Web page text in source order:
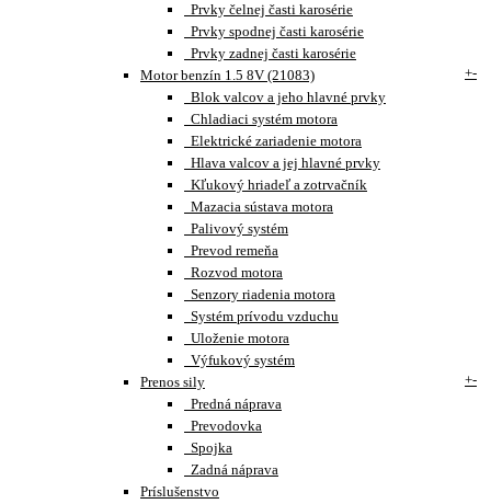
Prvky čelnej časti karosérie
Prvky spodnej časti karosérie
Prvky zadnej časti karosérie
Motor benzín 1.5 8V (21083)
+-
Blok valcov a jeho hlavné prvky
Chladiaci systém motora
Elektrické zariadenie motora
Hlava valcov a jej hlavné prvky
Kľukový hriadeľ a zotrvačník
Mazacia sústava motora
Palivový systém
Prevod remeňa
Rozvod motora
Senzory riadenia motora
Systém prívodu vzduchu
Uloženie motora
Výfukový systém
Prenos sily
+-
Predná náprava
Prevodovka
Spojka
Zadná náprava
Príslušenstvo